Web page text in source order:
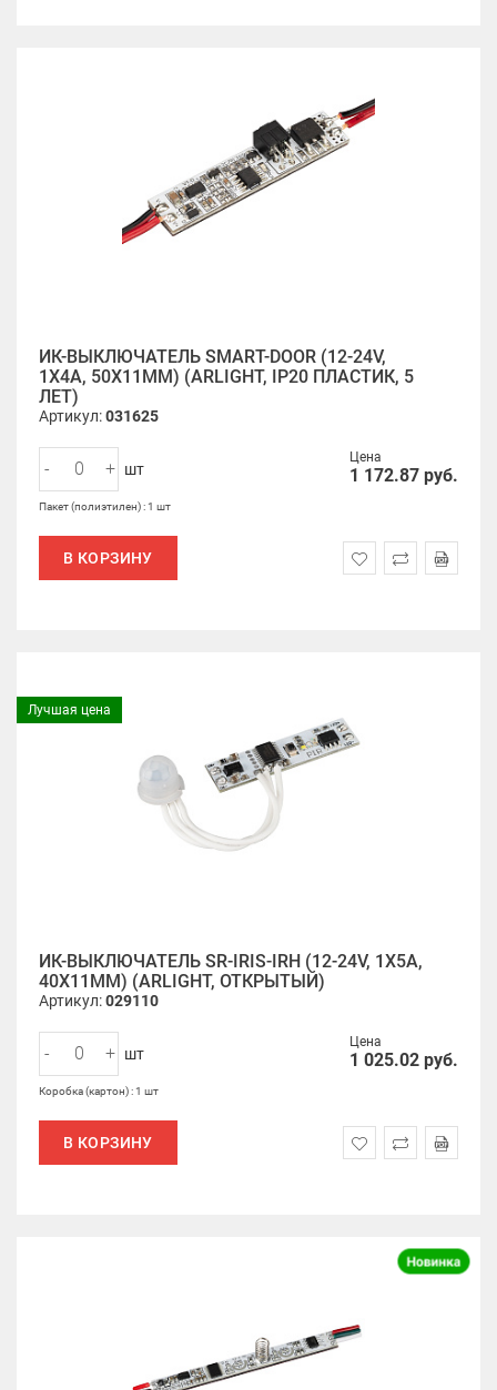
ИК-ВЫКЛЮЧАТЕЛЬ SMART-DOOR (12-24V,
1Х4А, 50X11MM) (ARLIGHT, IP20 ПЛАСТИК, 5
ЛЕТ)
Артикул:031625
Цена
1 172.87 руб.
- + шт
Пакет (полиэтилен) : 1 шт
В КОРЗИНУ
Лучшая цена
ИК-ВЫКЛЮЧАТЕЛЬ SR-IRIS-IRH (12-24V, 1X5A,
40X11MM) (ARLIGHT, ОТКРЫТЫЙ)
Артикул:029110
Цена
1 025.02 руб.
- + шт
Коробка (картон) : 1 шт
В КОРЗИНУ